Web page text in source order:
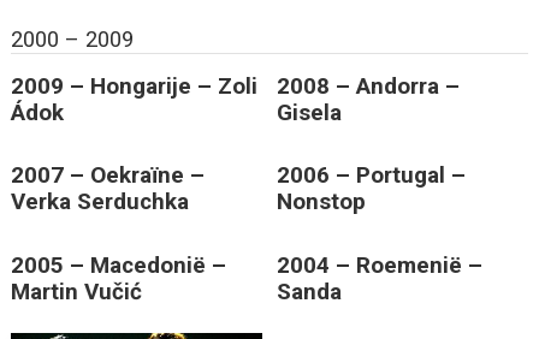
2000 – 2009
2009 – Hongarije – Zoli
Ádok
2008 – Andorra –
Gisela
2007 – Oekraïne –
Verka Serduchka
2006 – Portugal –
Nonstop
2005 – Macedonië –
Martin Vučić
2004 – Roemenië –
Sanda